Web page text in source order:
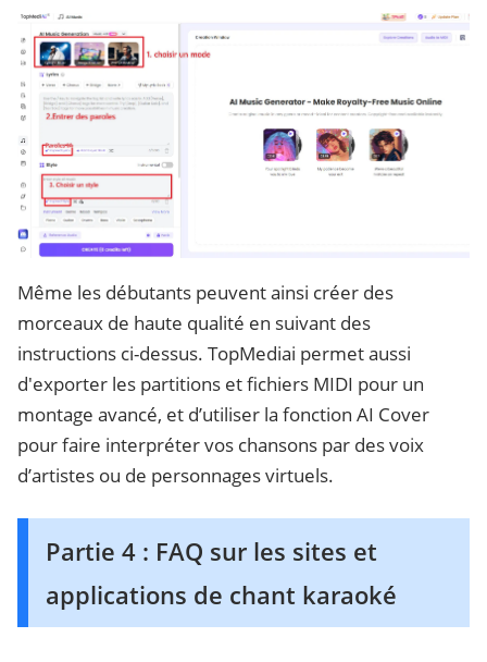
Même les débutants peuvent ainsi créer des
morceaux de haute qualité en suivant des
instructions ci-dessus. TopMediai permet aussi
d'exporter les partitions et fichiers MIDI pour un
montage avancé, et d’utiliser la fonction AI Cover
pour faire interpréter vos chansons par des voix
d’artistes ou de personnages virtuels.
Partie 4 : FAQ sur les sites et
applications de chant karaoké